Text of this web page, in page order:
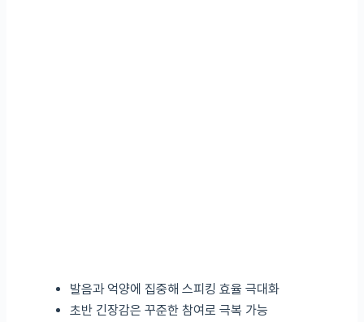
발음과 억양에 집중해 스피킹 효율 극대화
초반 긴장감은 꾸준한 참여로 극복 가능